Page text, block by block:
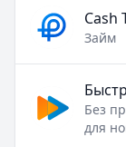
Cash
Займ
Без
для